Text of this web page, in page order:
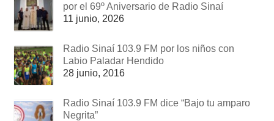
por el 69º Aniversario de Radio Sinaí
11 junio, 2026
Radio Sinaí 103.9 FM por los niños con
Labio Paladar Hendido
28 junio, 2016
Radio Sinaí 103.9 FM dice “Bajo tu amparo
Negrita”